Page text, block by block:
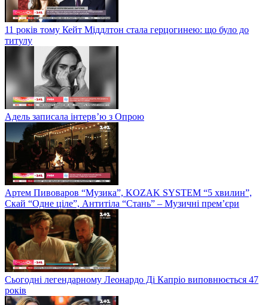
11 років тому Кейт Міддлтон стала герцогинею: що було до
титулу
Адель записала інтерв’ю з Опрою
Артем Пивоваров “Музика”, KOZAK SYSTEM “5 хвилин”,
Скай “Одне ціле”, Антитіла “Стань” – Музичні прем’єри
Сьогодні легендарному Леонардо Ді Капріо виповнюється 47
років